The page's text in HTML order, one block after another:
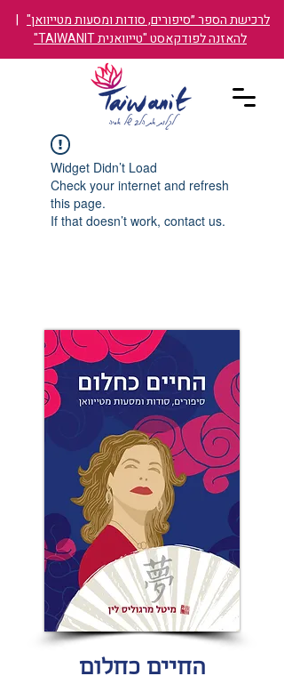
לרכישת הספר ״סיפורים, סודות ומסעות מטייוואן" |
להאזנה לפודקאסט "טייוואנית TAIWANIT"
Widget Didn’t Load
Check your internet and refresh
this page.
If that doesn’t work, contact us.
החיים כחלום